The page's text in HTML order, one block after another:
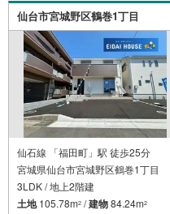
スペースも完備！お
さい。営業時間
より変動あり）現
軽にお問い合わせく
仙台市宮城野区鶴巻1丁目
仙石線 「福田町」駅 徒歩25分
宮城県仙台市宮城野区鶴巻1丁目
3LDK / 地上2階建
土地105.78m2 /建物84.24m2